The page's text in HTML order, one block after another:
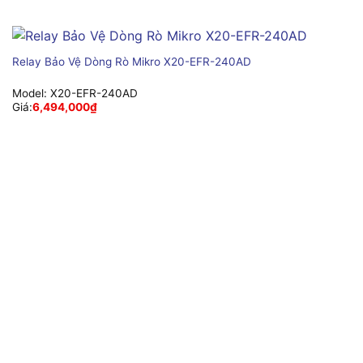
Relay Bảo Vệ Dòng Rò Mikro X20-EFR-240AD
Model: X20-EFR-240AD
Giá:6,494,000₫